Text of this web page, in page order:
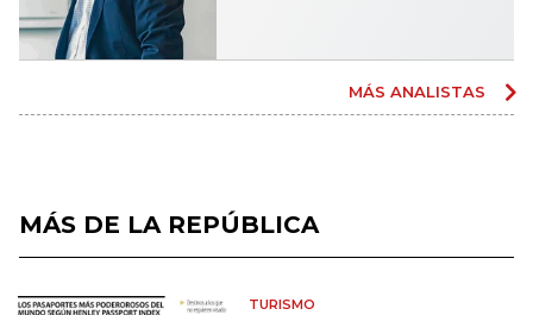
MÁS ANALISTAS
MÁS DE LA REPÚBLICA
TURISMO